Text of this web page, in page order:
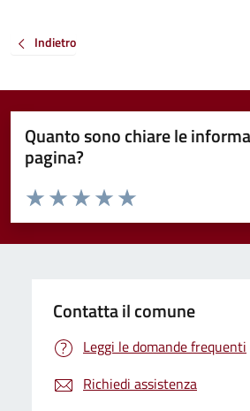
Indietro
Quanto sono chiare le
pagina?
Valuta da 1 a 5 stelle la pagina
Valuta 5 stelle su 5
Valuta 4 stelle su 5
Valuta 3 stelle su 5
Valuta 2 stelle su 5
Valuta 1 stelle su 5
Contatta il comune
Leggi le domande frequenti
Richiedi assistenza